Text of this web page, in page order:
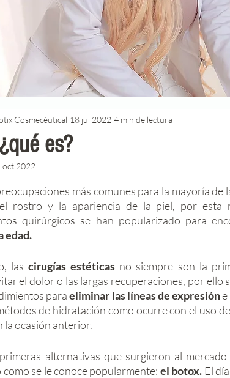
es?
Cosmecéutical 18 jul 2022 4 min de lectura
oct 2022
de 5 estrellas.
más comunes para la mayoría de
rostro y la apariencia de la piel, por esta
quirúrgicos se han popularizado para
edad.
las cirugías estéticas no siempre son la
el dolor o las largas recuperaciones, por ello
para eliminar las líneas de expresión e
de hidratación como ocurre con el uso
la ocasión anterior.
alternativas que surgieron al
como se le conoce popularmente: el botox. El